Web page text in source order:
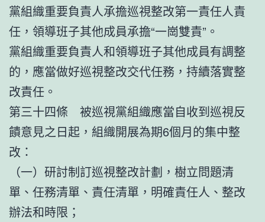
黨組織重要負責人承擔巡視整改第一責任人責
任，領導班子其他成員承擔“一崗雙責”。
黨組織重要負責人和領導班子其他成員有調整
的，應當做好巡視整改交代任務，持續落實整
改責任。
第三十四條 被巡視黨組織應當自收到巡視反
饋意見之日起，組織開展為期6個月的集中整
改：
（一）研討制訂巡視整改計劃，樹立問題清
單、任務清單、責任清單，明確責任人、整改
辦法和時限；